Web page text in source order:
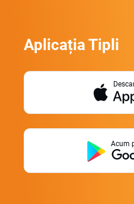
Aplicația Tipli
Acum